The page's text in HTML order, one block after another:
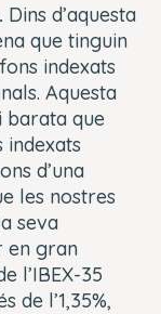
Dins d’aquesta
que tinguin
indexats
Aquesta
barata que
indexats
d’una
les nostres
seva
en gran
l’IBEX-35
de l’1,35%,